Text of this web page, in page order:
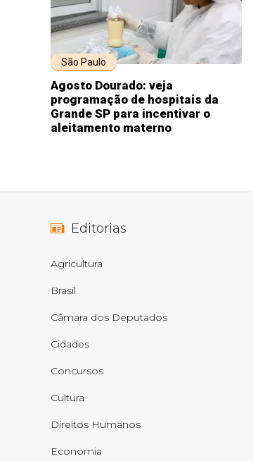
São Paulo
Agosto Dourado: veja
programação de hospitais da
Grande SP para incentivar o
aleitamento materno
Editorias
Agricultura
Brasil
Câmara dos Deputados
Cidades
Concursos
Cultura
Direitos Humanos
Economia